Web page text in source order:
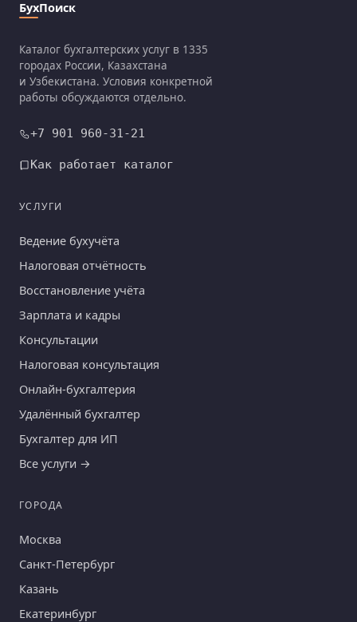
БухПоиск
Каталог бухгалтерских услуг в 1335
городах России, Казахстана
и Узбекистана. Условия конкретной
работы обсуждаются отдельно.
+7 901 960-31-21
Как работает каталог
УСЛУГИ
Ведение бухучёта
Налоговая отчётность
Восстановление учёта
Зарплата и кадры
Консультации
Налоговая консультация
Онлайн-бухгалтерия
Удалённый бухгалтер
Бухгалтер для ИП
Все услуги →
ГОРОДА
Москва
Санкт-Петербург
Казань
Екатеринбург